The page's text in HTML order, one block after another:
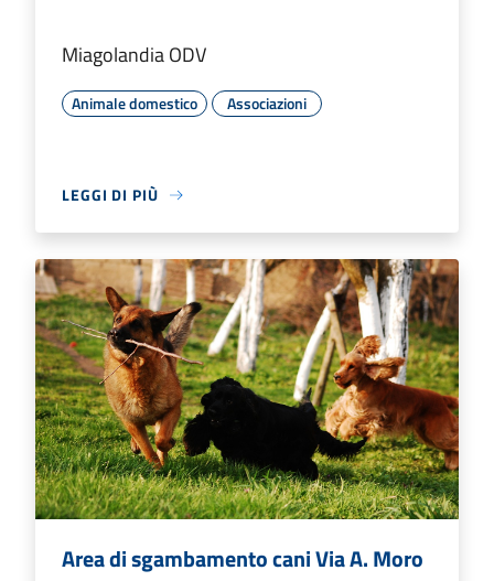
Miagolandia ODV
Animale domestico Associazioni
LEGGI DI PIÙ
Area di sgambamento cani Via A. Moro